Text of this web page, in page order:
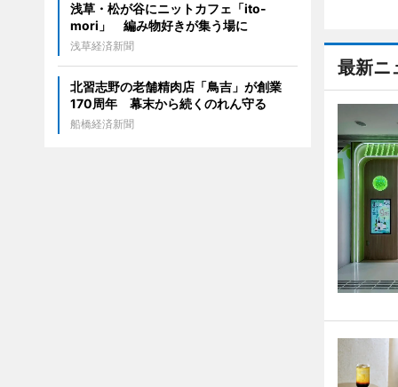
最新ニ
浅草・松が谷にニットカフェ「ito-
mori」 編み物好きが集う場に
浅草経済新聞
北習志野の老舗精肉店「鳥吉」が創業
170周年 幕末から続くのれん守る
船橋経済新聞